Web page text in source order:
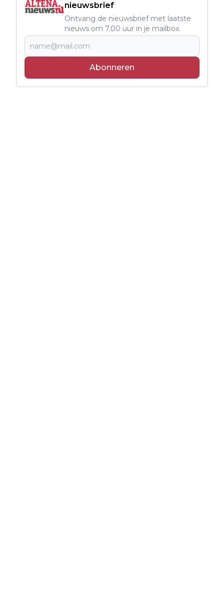
nieuwsbrief
Ontvang de nieuwsbrief met laatste
nieuws om 7.00 uur in je mailbox.
Abonneren